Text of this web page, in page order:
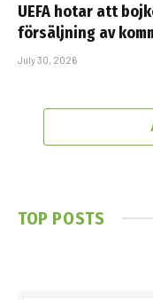
UEFA hotar att
försäljning av
July 30, 2026
TOP POSTS